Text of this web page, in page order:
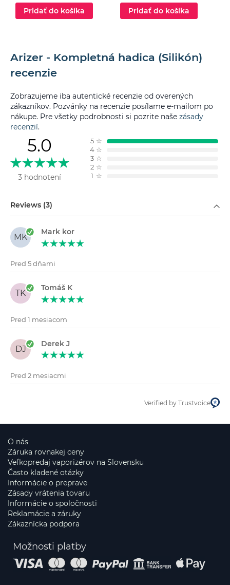
Pridať do košíka Pridať do košíka
Arizer - Kompletná hadica (Silikón)
recenzie
Zobrazujeme iba autentické recenzie od overených
zákazníkov. Pozvánky na recenzie posílame e-mailom po
nákupe. Pre všetky podrobnosti si pozrite naše zásady
recenzií.
5.0
3 hodnotení
5 ☆
4 ☆
3 ☆
2 ☆
1 ☆
Reviews (3)
MK
Mark kor
Pred 5 dňami
TK
Tomáš K
Pred 1 mesiacom
DJ
Derek J
Pred 2 mesiacmi
Verified by Trustvoice
O nás
Záruka rovnakej ceny
Veľkopredaj vaporizérov na Slovensku
Často kladené otázky
Informácie o preprave
Zásady vrátenia tovaru
Informácie o spoločnosti
Reklamácie a záruky
Zákaznícka podpora
Možnosti platby